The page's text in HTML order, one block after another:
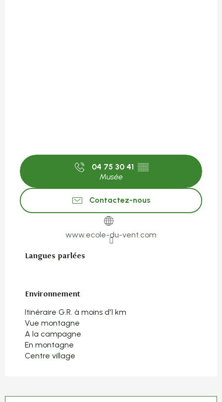
04 75 30 41 ▒▒
Musée
Contactez-nous
www.ecole-du-vent.com
Langues parlées
Langues parlées
Environnement
Environnement
Itinéraire G.R. à moins d'1 km
Vue montagne
A la campagne
En montagne
Centre village